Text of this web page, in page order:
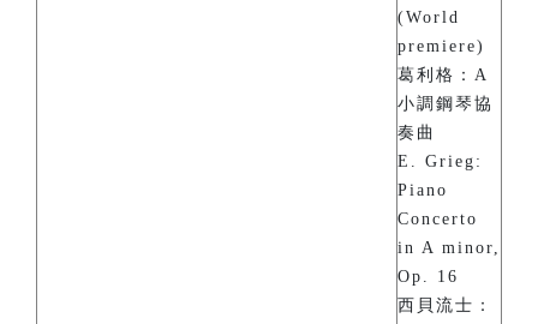
(World
premiere)
葛利格：A
小調鋼琴協
奏曲
E. Grieg:
Piano
Concerto
in A minor,
Op. 16
西貝流士：